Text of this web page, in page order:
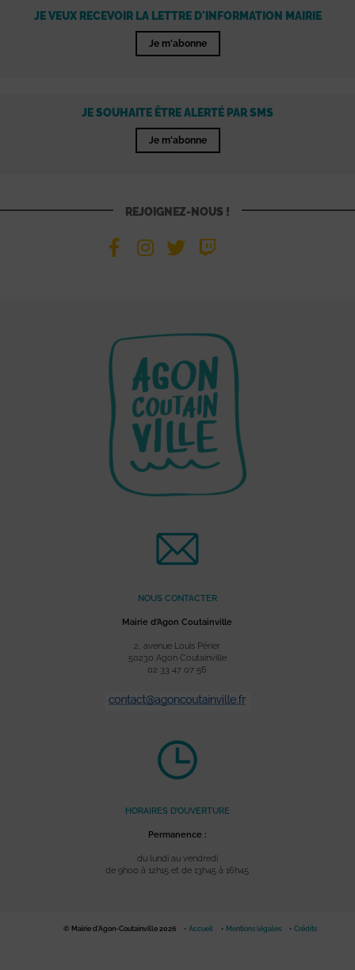
JE VEUX RECEVOIR LA LETTRE D'INFORMATION MAIRIE
Je m'abonne
JE SOUHAITE ÊTRE ALERTÉ PAR SMS
Je m'abonne
REJOIGNEZ-NOUS !
NOUS CONTACTER
Mairie d’Agon Coutainville
2, avenue Louis Périer
50230 Agon Coutainville
02 33 47 07 56
HORAIRES D’OUVERTURE
Permanence :
du lundi au vendredi
de 9h00 à 12h15 et de 13h45 à 16h45
© Mairie d'Agon-Coutainville 2026 Accueil Mentions légales Crédits